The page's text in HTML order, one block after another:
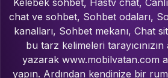
chat ve sohbet, Sohbet odaları,
kanalları, Sohbet mekanı, Chat
bu tarz kelimeleri
yazarak www.mobilvatan.com
yapın. Ardından kendinize bir